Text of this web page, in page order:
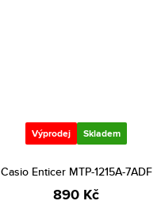
Výprodej Skladem
Casio Enticer MTP-1215A-7ADF
890 Kč